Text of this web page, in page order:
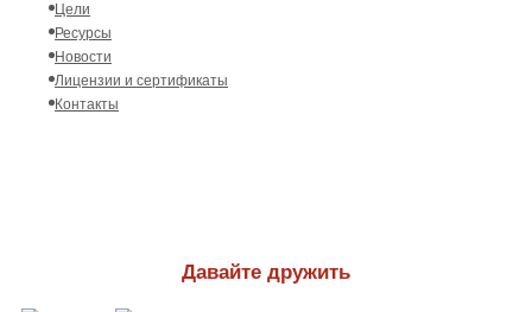
Цели
Ресурсы
Новости
Лицензии и сертификаты
Контакты
Давайте дружить